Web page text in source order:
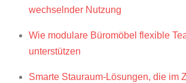
wechselnder Nutzung
Wie modulare Büromöbel flexible
unterstützen
Smarte Stauraum-Lösungen, die im